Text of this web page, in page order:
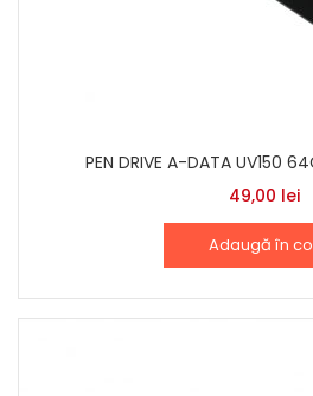
PEN DRIVE A-DATA UV150
49,00 lei
Adaugă în